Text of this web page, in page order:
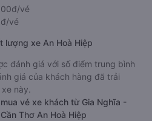
vé
vé
lượng xe An Hoà Hiệp
đánh giá với số điểm trung bình
giá của khách hàng đã trải
này.
vé xe khách từ Gia Nghĩa -
Thơ An Hoà Hiệp